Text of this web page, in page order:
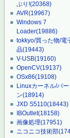
ぷり!(20368)
AVR(19967)
Windows 7
Loader(19886)
tokkyo/買った物/電
品(19443)
V-USB(19160)
OpenCV(19137)
OSx86(19108)
Linuxカーネル/バー
ン(18914)
JXD S5110(18443)
IBOutlet(18158)
画像処理(17951)
ニコニコ技術部